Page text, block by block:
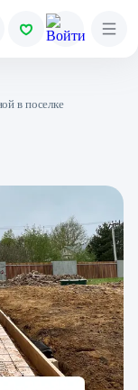
в поселке